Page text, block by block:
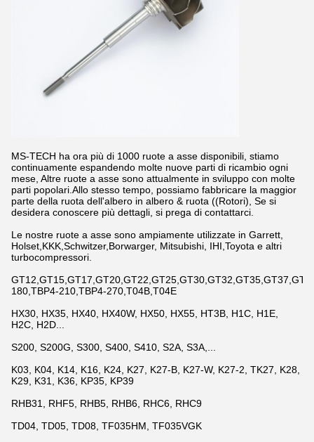
MS-TECH ha ora più di 1000 ruote a asse disponibili, stiamo
continuamente espandendo molte nuove parti di ricambio ogni
mese, Altre ruote a asse sono attualmente in sviluppo con molte
parti popolari.Allo stesso tempo, possiamo fabbricare la maggior
parte della ruota dell'albero in albero & ruota ((Rotori), Se si
desidera conoscere più dettagli, si prega di contattarci.
Le nostre ruote a asse sono ampiamente utilizzate in Garrett,
Holset,KKK,Schwitzer,Borwarger, Mitsubishi, IHI,Toyota e altri
turbocompressori.
180,TBP4-210,TBP4-270,T04B,T04E
HX30, HX35, HX40, HX40W, HX50, HX55, HT3B, H1C, H1E,
H2C, H2D...
S200, S200G, S300, S400, S410, S2A, S3A,...
K03, K04, K14, K16, K24, K27, K27-B, K27-W, K27-2, TK27, K28,
K29, K31, K36, KP35, KP39
RHB31, RHF5, RHB5, RHB6, RHC6, RHC9
TD04, TD05, TD08, TF035HM, TF035VGK